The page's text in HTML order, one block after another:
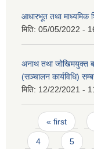
आधारभूत तथा माध्यमिक
मिति: 05/05/2022 -
अनाथ तथा जोखिमयुक्त
(सञ्चालन कार्यविधि)
मिति: 12/22/2021 -
Pages
« first
4 5